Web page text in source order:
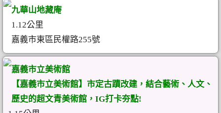
九華山地藏庵
1.12公里
嘉義市東區民權路255號
嘉義市立美術館
【嘉義市立美術館】市定古蹟改建，結合藝術、人文、
歷史的超文青美術館，IG打卡夯點!